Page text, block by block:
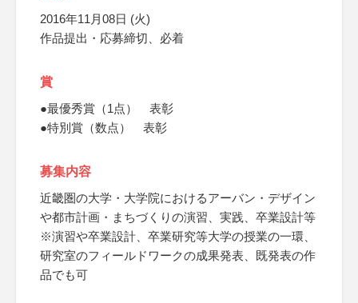
2016年11月08日 (火)
作品提出・応募締切、必着
賞
●最優秀賞（1点） 表彰
●特別賞（数点） 表彰
募集内容
近畿圏の大学・大学院におけるアーバン・デザイン
や都市計画・まちづくりの演習、実践、卒業設計等
※演習や卒業設計、卒業研究等大学の授業の一環、
研究室のフィールドワークの成果発表、既発表の作
品でも可